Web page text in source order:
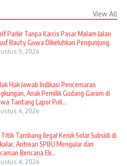
View All
Parkir Tanpa Karcis Pasar Malam Jalan
Bauty Gowa Dikeluhkan Pengunjung
5, 2026
Hak Jawab Indikasi Pencemaran
Anak Pemilik Gudang Garam di
Tantang Lapor Poli...
4, 2026
Titik Tambang Ilegal Keruk Solar Subsidi di
Antrean SPBU Mengular dan
Bencana Ek...
4, 2026